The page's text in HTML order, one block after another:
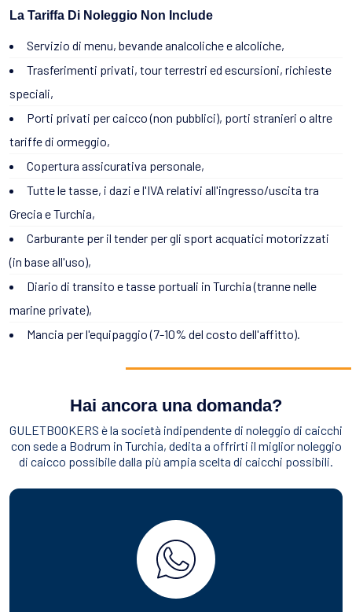
La Tariffa Di Noleggio Non Include
Servizio di menu, bevande analcoliche e alcoliche,
Trasferimenti privati, tour terrestri ed escursioni, richieste
speciali,
Porti privati per caicco (non pubblici), porti stranieri o altre
tariffe di ormeggio,
Copertura assicurativa personale,
Tutte le tasse, i dazi e l'IVA relativi all'ingresso/uscita tra
Grecia e Turchia,
Carburante per il tender per gli sport acquatici motorizzati
(in base all'uso),
Diario di transito e tasse portuali in Turchia (tranne nelle
marine private),
Mancia per l'equipaggio (7-10% del costo dell'affitto).
Hai ancora una domanda?
GULETBOOKERS è la società indipendente di noleggio di caicchi
con sede a Bodrum in Turchia, dedita a offrirti il miglior noleggio
di caicco possibile dalla più ampia scelta di caicchi possibili.